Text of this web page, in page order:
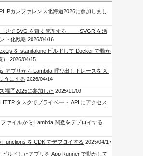
カンファレンス北海道2026に参加しまし
ジで SVG を賢く管理する —— SVGR を活
ト化戦略 2026/04/16
を standalone ビルドして Docker で動か
2026/04/15
アプリから Lambda 呼び出しトレースを X-
うにする 2026/04/14
福岡2025に参加した 2025/11/09
タスクでプライベート API にアクセス
ァイルから Lambda 関数をデプロイする
Functions を CDK でデプロイする 2025/04/17
ビルドしたアプリを App Runner で動かして